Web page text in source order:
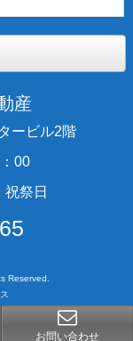
お問い合わせ
産
ービル2階
00
祝祭日
Reserved.